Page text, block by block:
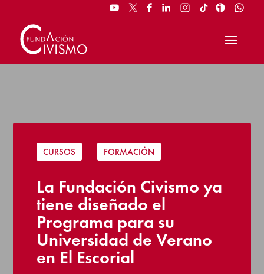
CURSOS FORMACIÓN
La Fundación Civismo ya
tiene diseñado el
Programa para su
Universidad de Verano
en El Escorial